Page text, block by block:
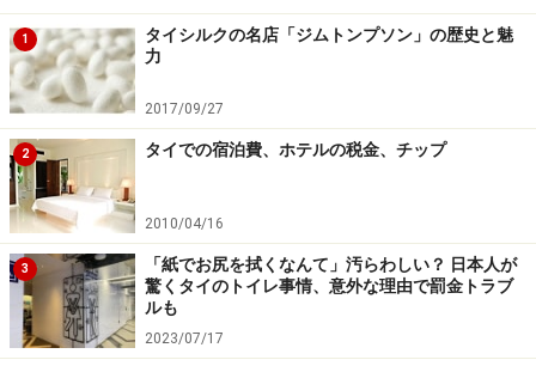
1
タイシルクの名店「ジムトンプソン」の歴史と魅
力
2017/09/27
2 タイでの宿泊費、ホテルの税金、チップ
2010/04/16
3
「紙でお尻を拭くなんて」汚らわしい？ 日本人が
驚くタイのトイレ事情、意外な理由で罰金トラブ
ルも
2023/07/17